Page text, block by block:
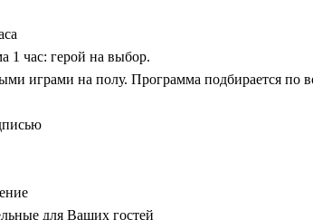
1 час: герой на выбор.
играми на полу. Программа подбирается по
для Ваших гостей